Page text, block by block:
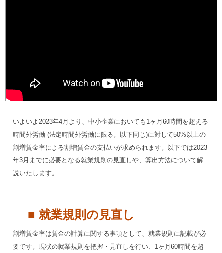
いよいよ2023年4月より、中小企業においても1ヶ月60時間を超える
時間外労働 (法定時間外労働に限る。以下同じ)に対して50%以上の
割増賃金率による割増賃金の支払いが求められます。以下では2023
年3月までに必要となる就業規則の見直しや、算出方法について解
説いたします。
■ 就業規則の見直し
割増賃金率は賃金の計算に関する事項として、就業規則に記載が必
要です。現状の就業規則を把握・見直しを行い、1ヶ月60時間を超